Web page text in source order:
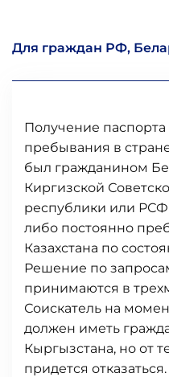
Для граждан РФ,
Получение
пребывания в
был гражданином
Киргизской
республики или
либо постоянно
Казахстана по
Решение по
принимаются в
Соискатель на
должен иметь
Кыргызстана, но от
придется отказаться.